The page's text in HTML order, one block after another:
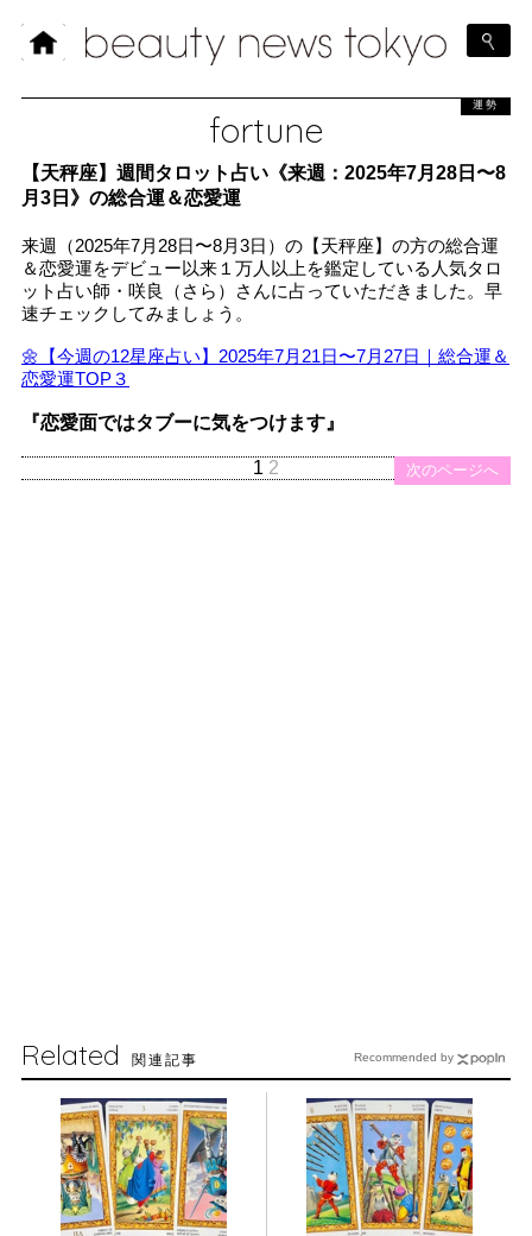
fortune
運勢
【天秤座】週間タロット占い《来週：2025年7月28日〜8
月3日》の総合運＆恋愛運
来週（2025年7月28日〜8月3日）の【天秤座】の方の総合運
＆恋愛運をデビュー以来１万人以上を鑑定している人気タロ
ット占い師・咲良（さら）さんに占っていただきました。早
速チェックしてみましょう。
🌼【今週の12星座占い】2025年7月21日〜7月27日｜総合運＆
恋愛運TOP３
『恋愛面ではタブーに気をつけます』
次のページへ
1 2
Related 関連記事 Recommended by